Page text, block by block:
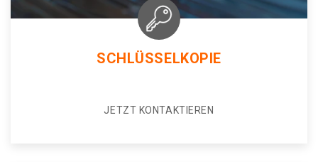
SCHLÜSSELKOPIE
JETZT KONTAKTIEREN